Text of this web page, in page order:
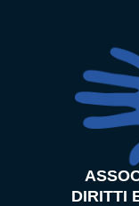
DIRITTI